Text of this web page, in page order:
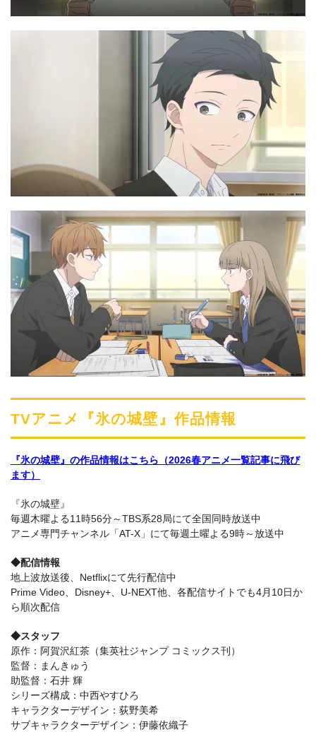
TVアニメ『氷の城壁』作品情報
『氷の城壁』の作品情報はこちら（2026春アニメ一覧記事に飛び
ます）
『氷の城壁』
毎週木曜よる11時56分～TBS系28局にて全国同時放送中
アニメ専門チャンネル「AT-X」にて毎週土曜よる9時～放送中
◆配信情報
地上波放送後、Netflixにて先行配信中
Prime Video、Disney+、U-NEXT他、各配信サイトでも4月10日か
ら順次配信
◆スタッフ
原作：阿賀沢紅茶（集英社ジャンプ コミックス刊）
監督：まんきゅう
助監督：石井 輝
シリーズ構成：中西やすひろ
キャラクターデザイン：荻野美希
サブキャラクターデザイン：伊藤依織子